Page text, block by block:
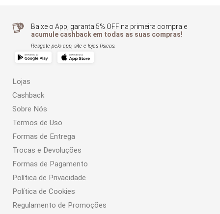
Baixe o App, garanta 5% OFF na primeira compra e
acumule cashback em todas as suas compras!
Resgate pelo app, site e lojas físicas.
Lojas
Cashback
Sobre Nós
Termos de Uso
Formas de Entrega
Trocas e Devoluções
Formas de Pagamento
Política de Privacidade
Política de Cookies
Regulamento de Promoções